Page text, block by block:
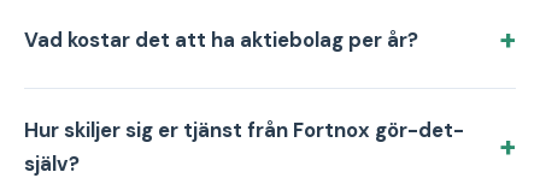
Vad kostar det att ha aktiebolag per år?
Hur skiljer sig er tjänst från Fortnox gör-det-
själv?